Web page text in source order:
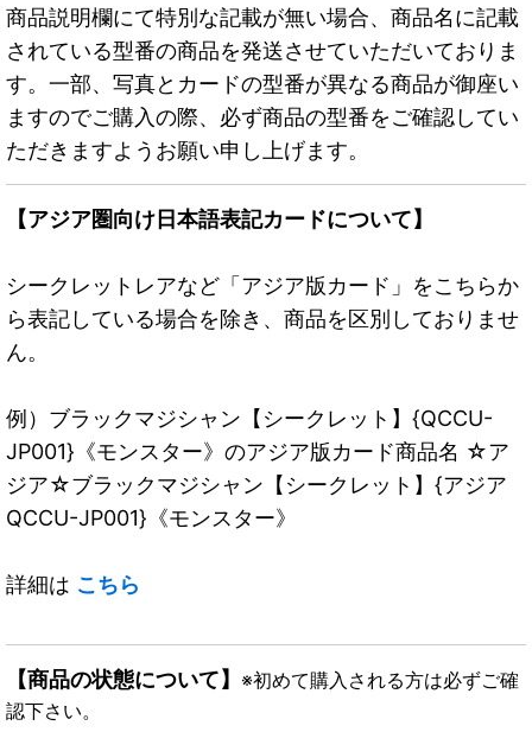
商品説明欄にて特別な記載が無い場合、商品名に記載
されている型番の商品を発送させていただいておりま
す。一部、写真とカードの型番が異なる商品が御座い
ますのでご購入の際、必ず商品の型番をご確認してい
ただきますようお願い申し上げます。
【アジア圏向け日本語表記カードについて】
シークレットレアなど「アジア版カード」をこちらか
ら表記している場合を除き、商品を区別しておりませ
ん。
例）ブラックマジシャン【シークレット】{QCCU-
JP001}《モンスター》のアジア版カード商品名 ☆ア
ジア☆ブラックマジシャン【シークレット】{アジア
QCCU-JP001}《モンスター》
詳細は こちら
【商品の状態について】 ※初めて購入される方は必ずご確
認下さい。